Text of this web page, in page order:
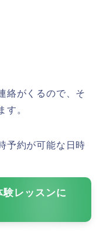
絡がくるので、そ
す。
予約が可能な日時
レッスンに